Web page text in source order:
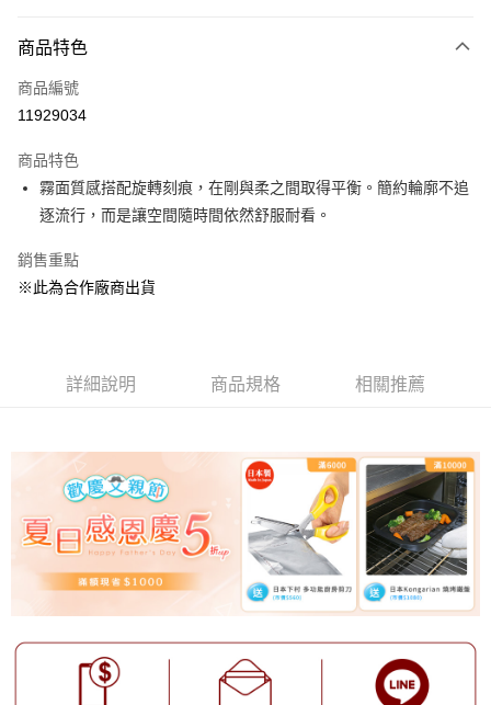
Apple Pay
悠遊付
全盈+PAY
大哥付你分期
【大哥付你分期使用說明】
1.本服務由台灣大哥大提供，台灣大哥大用戶可立即使用無須另外申請。
4.訂單成立30分鐘內，如未前往確認交易或遇審核未通過，訂單將自動取
1.分期款項不併入電信帳單，「大哥付你分期」於每月結算日後寄送繳費提
醒簡訊。
2.透過簡訊連結打開帳單後，可選擇「超商條碼／台灣大直營門市／銀行轉
帳／街口支付／iPASS MONEY」等通路繳費。
【注意事項】
1.本服務係由「台灣大哥大股份有限公司」（以下簡稱本公司）所提供，讓
用戶於交易時，得透過本服務購買商品或服務，並由商店將買賣／分期付款
買賣價金債權讓與本公司後，依約使用本公司帳單繳交帳款。
資料（包含姓名、電話或地址）提供予台灣大哥大進項蒐集、處理及利用，
由本公司與您本人進行分期帳單所需資料之確認、核對及更正。
3.完整用戶服務條款，請詳閱以下連結：
https://oppay.tw/userRule
ATM付款
每筆NT$150，滿NT$299(含以上)免運費
商品特色
商品編號
11929034
商品特色
霧面質感搭配旋轉刻痕，在剛與柔之間取得平衡。簡約輪廓不追
逐流行，而是讓空間隨時間依然舒服耐看。
銷售重點
※此為合作廠商出貨
詳細說明 商品規格 相關推薦